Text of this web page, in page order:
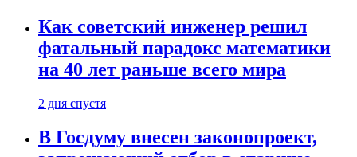
Как советский инженер решил
фатальный парадокс математики
на 40 лет раньше всего мира
2 дня спустя
В Госдуму внесен законопроект,